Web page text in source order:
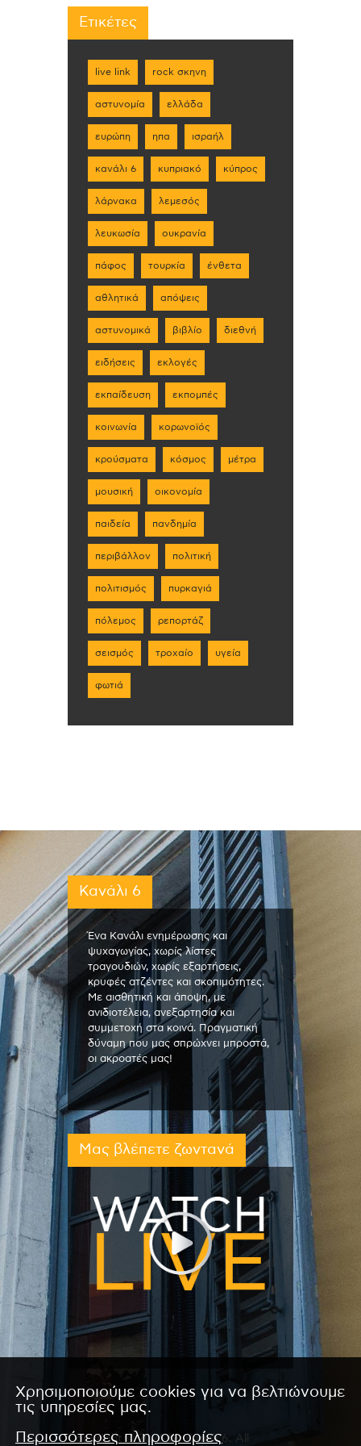
Ετικέτες
live link rock σκηνη
αστυνομία ελλάδα
ευρώπη ηπα ισραήλ
κανάλι 6 κυπριακό κύπρος
λάρνακα λεμεσός
λευκωσία ουκρανία
πάφος τουρκία ένθετα
αθλητικά απόψεις
αστυνομικά βιβλίο διεθνή
ειδήσεις εκλογές
εκπαίδευση εκπομπές
κοινωνία κορωνοϊός
κρούσματα κόσμος μέτρα
μουσική οικονομία
παιδεία πανδημία
περιβάλλον πολιτική
πολιτισμός πυρκαγιά
πόλεμος ρεπορτάζ
σεισμός τροχαίο υγεία
φωτιά
Κανάλι 6
Ένα Κανάλι ενημέρωσης και
ψυχαγωγίας, χωρίς λίστες
τραγουδιών, χωρίς εξαρτήσεις,
κρυφές ατζέντες και σκοπιμότητες.
Με αισθητική και άποψη, με
ανιδιοτέλεια, ανεξαρτησία και
συμμετοχή στα κοινά. Πραγματική
δύναμη που μας σπρώχνει μπροστά,
οι ακροατές μας!
Μας βλέπετε ζωντανά
Copyright © 2026 by Kanali 6. All
Χρησιμοποιούμε cookies για να βελτιώνουμε
τις υπηρεσίες μας.
Περισσότερες πληροφορίες